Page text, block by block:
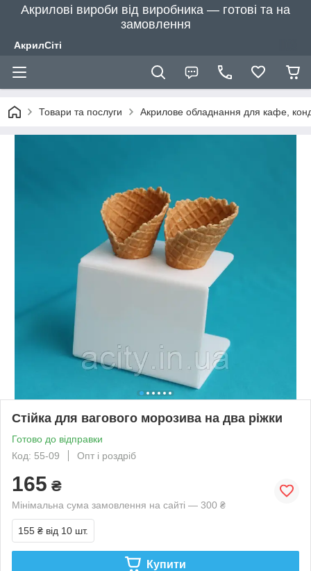
Акрилові вироби від виробника — готові та на
замовлення
АкрилСіті
Товари та послуги Акрилове обладнання для кафе,
Стійка для вагового морозива на два ріжки
Готово до відправки
Код: 55-09
Опт і роздріб
165 ₴
Мінімальна сума замовлення на сайті — 300 ₴
155 ₴ від 10 шт.
Купити